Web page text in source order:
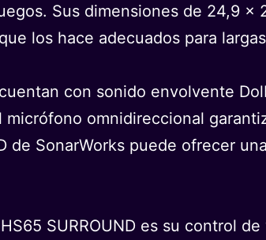
Sus dimensiones de 24,9 x
los hace adecuados para
con sonido envolvente
omnidireccional
SonarWorks puede ofrecer
SURROUND es su control